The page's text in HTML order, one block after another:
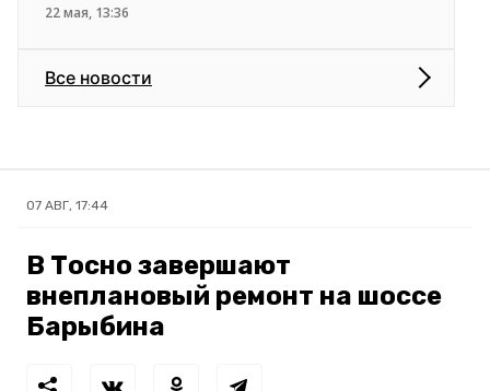
22 мая, 13:36
Все новости
07 АВГ, 17:44
В Тосно завершают
внеплановый ремонт на шоссе
Барыбина